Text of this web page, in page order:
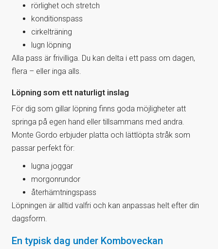
rörlighet och stretch
konditionspass
cirkelträning
lugn löpning
Alla pass är frivilliga. Du kan delta i ett pass om dagen,
flera – eller inga alls.
Löpning som ett naturligt inslag
För dig som gillar löpning finns goda möjligheter att
springa på egen hand eller tillsammans med andra.
Monte Gordo erbjuder platta och lättlöpta stråk som
passar perfekt för:
lugna joggar
morgonrundor
återhämtningspass
Löpningen är alltid valfri och kan anpassas helt efter din
dagsform.
En typisk dag under Komboveckan